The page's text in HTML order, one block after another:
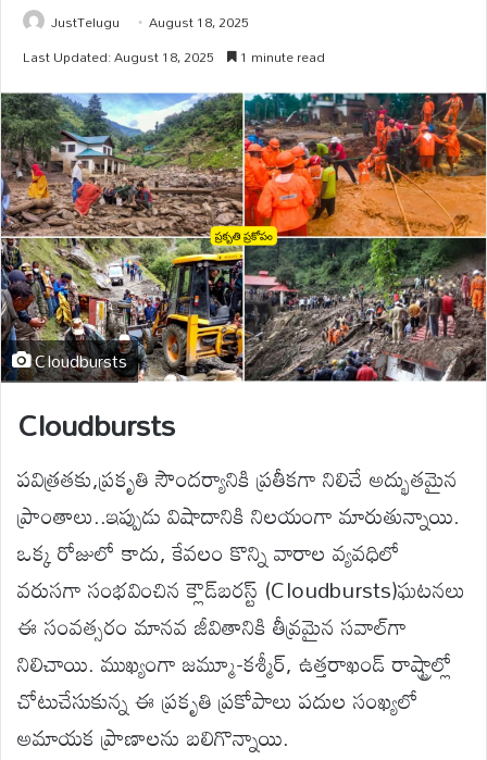
JustTelugu
August 18, 2025
Last Updated: August 18, 2025
1 minute read
Cloudbursts
Cloudbursts
పవిత్రతకు,ప్రక‌‌ృతి సౌందర్యానికి ప్రతీకగా నిలిచే అద్భుతమైన
ప్రాంతాలు..ఇప్పుడు విషాదానికి నిలయంగా మారుతున్నాయి.
ఒక్క రోజులో కాదు, కేవలం కొన్ని వారాల వ్యవధిలో
వరుసగా సంభవించిన క్లౌడ్‌బరస్ట్ (Cloudbursts)ఘటనలు
ఈ సంవత్సరం మానవ జీవితానికి తీవ్రమైన సవాల్‌గా
నిలిచాయి. ముఖ్యంగా జమ్మూ-కశ్మీర్, ఉత్తరాఖండ్ రాష్ట్రాల్లో
చోటుచేసుకున్న ఈ ప్రకృతి ప్రకోపాలు పదుల సంఖ్యలో
అమాయక ప్రాణాలను బలిగొన్నాయి.